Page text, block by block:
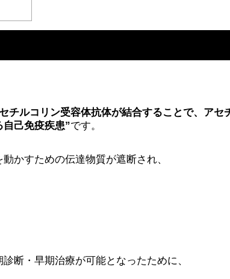
チルコリン受容体抗体が結合することで、アセ
己免疫疾患”です。
かすための伝達物質が遮断され、
断・早期治療が可能となったために、